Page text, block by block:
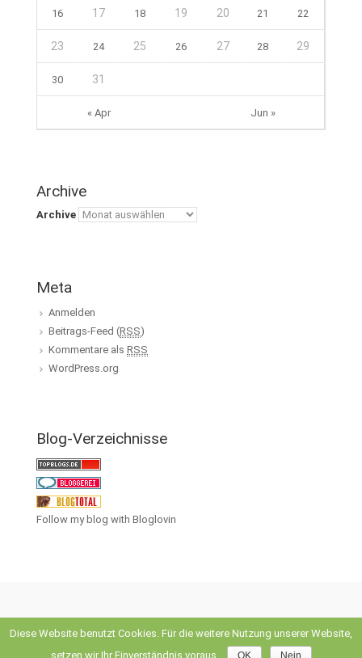
« Apr Jun »
16 17 18 19 20 21 22
23 24 25 26 27 28 29
30 31
Archive
Archive
Meta
Anmelden
Beitrags-Feed (RSS)
Kommentare als RSS
WordPress.org
Blog-Verzeichnisse
Follow my blog with Bloglovin
theme by Theme4Press • Powered byWordPress
Diese Website benutzt Cookies. Für die weitere Nutzung unserer Website,
setzen wir Ihr Einverständnis voraus.
OK Nein